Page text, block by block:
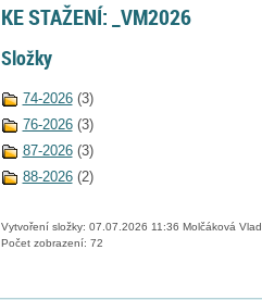
KE STAŽENÍ: _VM2026
Složky
74-2026 (3)
76-2026 (3)
87-2026 (3)
88-2026 (2)
Vytvoření složky: 07.07.2026 11:36 Molčáková
Počet zobrazení: 72